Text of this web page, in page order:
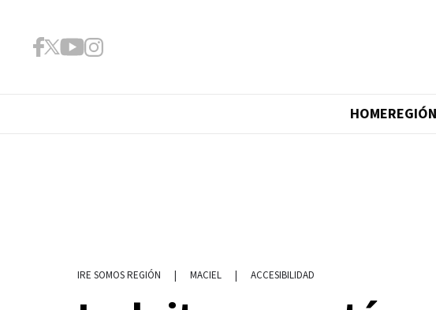
HOMEREGIÓN
IRE SOMOS REGIÓN | MACIEL | ACCESIBILIDAD